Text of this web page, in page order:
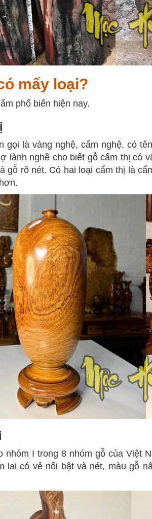
mấy loại?
phổ biến hiện nay.
gọi là vàng nghệ, cẩm nghệ, có
lành nghề cho biết gỗ cẩm thị có
gỗ rõ nét. Có hai loại cẩm thị là
nhóm I trong 8 nhóm gỗ của Việt
lai có vẻ nổi bật và nét, màu gỗ